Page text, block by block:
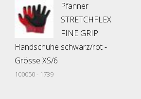
Pfanner
STRETCHFLEX
FINE GRIP
Handschuhe schwarz/rot -
Grösse XS/6
100050 - 1739